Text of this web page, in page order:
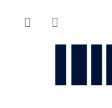
Inhalt